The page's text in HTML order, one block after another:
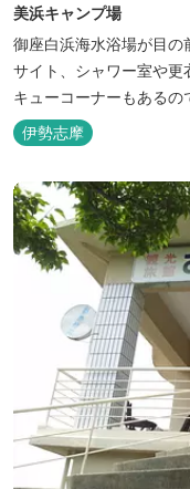
美浜キャンプ場
御座白浜海水浴場が目の
サイト、シャワー室や
キューコーナーもあるの
ことができます。
伊勢志摩